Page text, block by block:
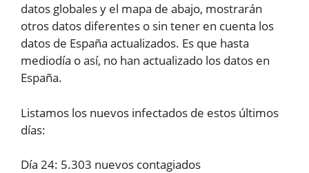
datos globales y el mapa de abajo, mostrarán
otros datos diferentes o sin tener en cuenta los
datos de España actualizados. Es que hasta
mediodía o así, no han actualizado los datos en
España.
Listamos los nuevos infectados de estos últimos
días:
Día 24: 5.303 nuevos contagiados